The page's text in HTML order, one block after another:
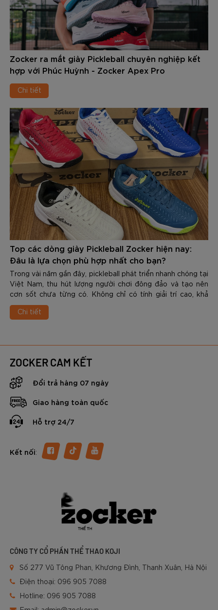
bóng vợt tại Việt Nam.
Vậy đôi giày Pickleball Zocker NeoFlex có gì đặc biệt?
Trong nội dung dưới đây chúng ta sẽ cùng tìm hiểu chi tiết
nhé.
Zocker ra mắt giày Pickleball chuyên nghiệp kết
hợp với Phúc Huỳnh - Zocker Apex Pro
Chi tiết
Top các dòng giày Pickleball Zocker hiện nay:
Đâu là lựa chọn phù hợp nhất cho bạn?
Trong vài năm gần đây, pickleball phát triển nhanh chóng tại
Việt Nam, thu hút lượng người chơi đông đảo và tạo nên
cơn sốt chưa từng có. Không chỉ có tính giải trí cao, khả
năng kết nối tốt, pickleball còn mang đến bài tập vận động
toàn diện. Tuy nhiên, sự phát triển nhanh chóng này cũng
Giữa sự đổ bộ của các thương hiệu quốc tế, Zocker -
thương hiệu Việt đã tạo ra những dấu ấn riêng biệt nhờ việc
am hiểu thói quen chơi bóng, đặc điểm bàn chân cũng như
mặt sân & khí hậu ở Việt Nam. Hãng cho ra đời nhiều dòng
giày đáp ứng tối đa nhu cầu luyện tập & thi đấu. Top các
dòng giày Pickleball Zocker hiện nay: Đâu là lựa chọn phù
hợp nhất cho bạn? Trong nội dung dưới đây chúng ta sẽ
cùng tìm hiểu chi tiết nhé.
Chi tiết
ZOCKER CAM KẾT
Đổi trả hàng 07 ngày
Giao hàng toàn quốc
Hỗ trợ 24/7
Kết nối:
CÔNG TY CỔ PHẦN THỂ THAO KOJI
Số 277 Vũ Tông Phan, Khương Đình, Thanh Xuân, Hà Nội
Điện thoại: 096 905 7088
Hotline: 096 905 7088